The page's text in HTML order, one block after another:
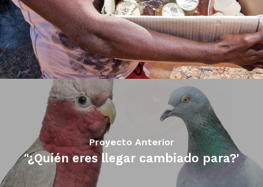
Proyecto Anterior
"¿Quién eres llegar cambiado para?'